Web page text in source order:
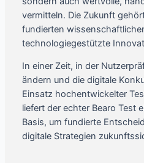
vermitteln. Die Zukunft
fundierten
technologiegestützte
In einer Zeit, in der
ändern und die digitale
Einsatz hochentwickelter
liefert der echter Bearo Test
Basis, um fundierte
digitale Strategien